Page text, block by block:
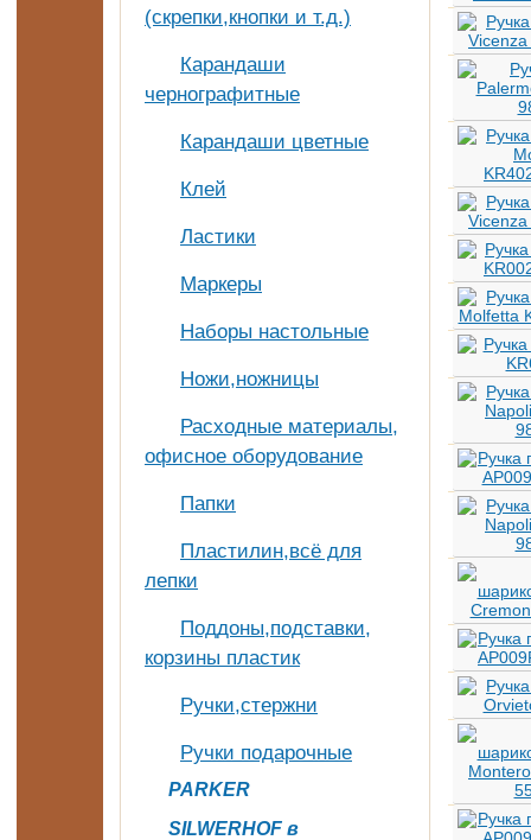
(скрепки,кнопки и т.д.)
Карандаши
чернографитные
Карандаши цветные
Клей
Ластики
Маркеры
Наборы настольные
Ножи,ножницы
Расходные материалы,
офисное оборудование
Папки
Пластилин,всё для
лепки
Поддоны,подставки,
корзины пластик
Ручки,стержни
Ручки подарочные
PARKER
SILWERHOF в